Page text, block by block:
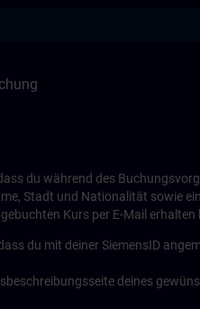
du während des
Stadt und Nationalität sowie
Kurs per E-Mail erhalten
du mit deiner SiemensID
deines